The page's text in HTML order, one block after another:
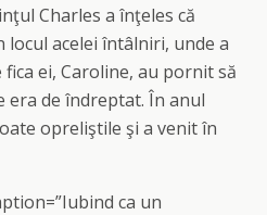
Charles a înţeles că
locul acelei întâlniri, unde a
ei, Caroline, au pornit să
de îndreptat. În anul
opreliştile şi a venit în
ca un